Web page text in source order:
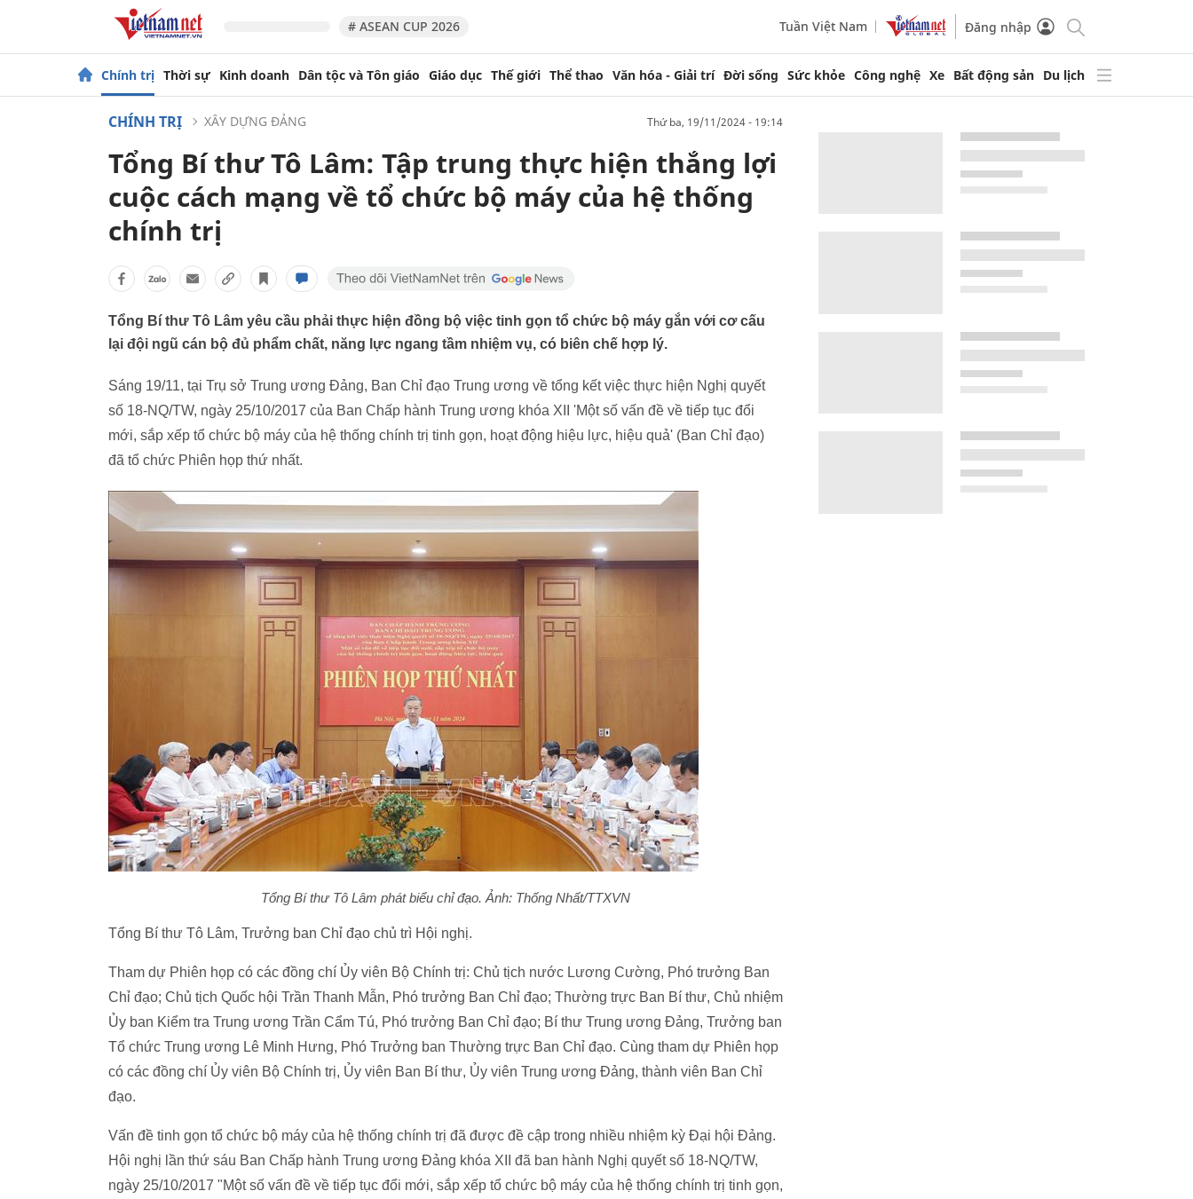
# ASEAN CUP 2026 Tuần Việt Nam Đăng nhập
Chính trị Thời sự Kinh doanh Dân tộc và Tôn giáo Giáo dục Thế giới Thể thao Văn hóa - Giải trí Đời sống Sức khỏe Công nghệ Xe Bất động sản Du lịch
CHÍNH TRỊ XÂY DỰNG ĐẢNG thứ ba, 19/11/2024 - 19:14
Tổng Bí thư Tô Lâm: Tập trung thực hiện thắng lợi
cuộc cách mạng về tổ chức bộ máy của hệ thống
chính trị
Tổng Bí thư Tô Lâm yêu cầu phải thực hiện đồng bộ việc tinh gọn tổ chức bộ máy gắn với cơ cấu
lại đội ngũ cán bộ đủ phẩm chất, năng lực ngang tầm nhiệm vụ, có biên chế hợp lý.
Sáng 19/11, tại Trụ sở Trung ương Đảng, Ban Chỉ đạo Trung ương về tổng kết việc thực hiện Nghị quyết
số 18-NQ/TW, ngày 25/10/2017 của Ban Chấp hành Trung ương khóa XII 'Một số vấn đề về tiếp tục đổi
mới, sắp xếp tổ chức bộ máy của hệ thống chính trị tinh gọn, hoạt động hiệu lực, hiệu quả' (Ban Chỉ đạo)
đã tổ chức Phiên họp thứ nhất.
Tổng Bí thư Tô Lâm phát biểu chỉ đạo. Ảnh: Thống Nhất/TTXVN
Tổng Bí thư Tô Lâm, Trưởng ban Chỉ đạo chủ trì Hội nghị.
Tham dự Phiên họp có các đồng chí Ủy viên Bộ Chính trị: Chủ tịch nước Lương Cường, Phó trưởng Ban
Chỉ đạo; Chủ tịch Quốc hội Trần Thanh Mẫn, Phó trưởng Ban Chỉ đạo; Thường trực Ban Bí thư, Chủ nhiệm
Ủy ban Kiểm tra Trung ương Trần Cẩm Tú, Phó trưởng Ban Chỉ đạo; Bí thư Trung ương Đảng, Trưởng ban
Tổ chức Trung ương Lê Minh Hưng, Phó Trưởng ban Thường trực Ban Chỉ đạo. Cùng tham dự Phiên họp
có các đồng chí Ủy viên Bộ Chính trị, Ủy viên Ban Bí thư, Ủy viên Trung ương Đảng, thành viên Ban Chỉ
đạo.
Vấn đề tinh gọn tổ chức bộ máy của hệ thống chính trị đã được đề cập trong nhiều nhiệm kỳ Đại hội Đảng.
Hội nghị lần thứ sáu Ban Chấp hành Trung ương Đảng khóa XII đã ban hành Nghị quyết số 18-NQ/TW,
ngày 25/10/2017 "Một số vấn đề về tiếp tục đổi mới, sắp xếp tổ chức bộ máy của hệ thống chính trị tinh gọn,